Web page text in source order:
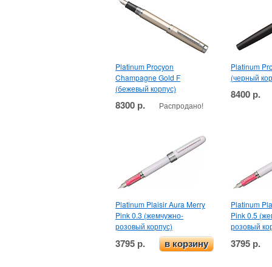
Platinum Procyon
Champagne Gold F
(бежевый корпус)
8300 р. Распродано!
Platinum
(черный
8400 р.
Platinum Plaisir Aura Merry
Pink 0.3 (жемчужно-
розовый корпус)
3795 р. в корзину
Platinum
Pink 0.5
розовый
3795 р.